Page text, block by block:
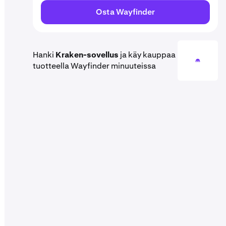
Osta Wayfinder
Hanki Kraken-sovellus ja käy kauppaa
tuotteella Wayfinder minuuteissa